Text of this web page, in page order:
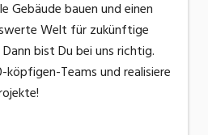
Gebäude bauen und einen
Welt für zukünftige
bist Du bei uns richtig.
köpfigen-Teams und realisiere